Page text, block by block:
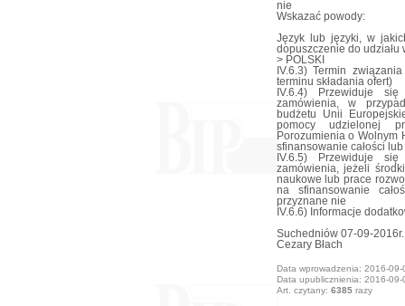
nie
Wskazać powody:
Język lub języki, w
dopuszczenie do udziału
> POLSKI
IV.6.3) Termin
terminu składania ofert)
IV.6.4) Przewiduje
zamówienia, w
budżetu Unii
pomocy udzielonej
Porozumienia o Wolnym
sfinansowanie całości
IV.6.5) Przewiduje
zamówienia, jeżeli
naukowe lub prace
na sfinansowanie
przyznane nie
IV.6.6) Informacje
Suchedniów 07-09-
Cezary Błach
Data wprowadzenia: 2016-09-
Data upublicznienia: 2016-09-
Art. czytany: 6385razy